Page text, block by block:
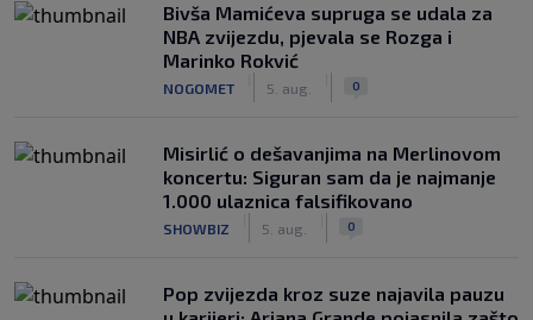
Bivša Mamićeva supruga se udala za
NBA zvijezdu, pjevala se Rozga i
Marinko Rokvić
NOGOMET 5. aug. 0
Misirlić o dešavanjima na Merlinovom
koncertu: Siguran sam da je najmanje
1.000 ulaznica falsifikovano
SHOWBIZ 5. aug. 0
Pop zvijezda kroz suze najavila pauzu